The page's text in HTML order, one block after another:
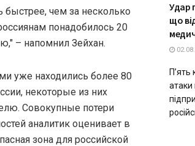
быстрее, чем за несколько
понадобилось 20
– напомнил Зейхан.
уже находились более 80
некоторые из них
Совокупные потери
аналитик оценивает в
зона для российской
Удар
що
П’ять
атаки